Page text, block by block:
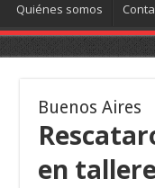
Quiénes somos
Buenos Aires
en